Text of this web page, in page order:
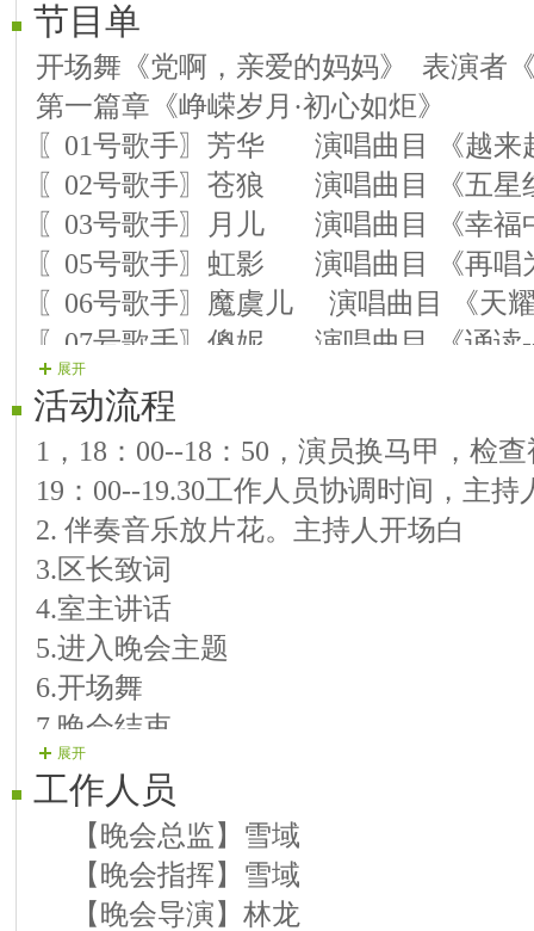
节目单
开场舞《党啊，亲爱的妈妈》 表演者
第一篇章《峥嵘岁月·初心如炬》
〖01号歌手〗芳华 演唱曲目 《越来
〖02号歌手〗苍狼 演唱曲目 《五星
〖03号歌手〗月儿 演唱曲目 《幸福
〖05号歌手〗虹影 演唱曲目 《再唱
〖06号歌手〗魔虞儿 演唱曲目 《天
〖07号歌手〗傻妮 演唱曲目 《诵读
第二篇章《山河锦绣·盛世华章》
〖08号歌手〗紫玉 演唱曲目 《国家
〖09号歌手〗思念 演唱曲目 《走进
〖10号歌手〗筑筑 演唱曲目 《党啊
〖11号歌手〗艳影 演唱曲目 《领航
〖12号歌手〗雨落 演唱曲目 《草原
〖13号歌手〗沐阳 演唱曲目 《为了
第三篇章《砥砺前行·逐梦荣光》
〖15号歌手〗露珠 演唱曲目 《军中
〖16号歌手〗隆冬 演唱曲目 《你是
〖17号歌手〗诗意 演唱曲目 《五星
〖18号歌手〗北方 演唱曲目 《再唱
〖19号歌手〗寒寒 演唱曲目 《唱支
〖20号歌手〗水天一色 演唱曲目 《把
展开
活动流程
1，18：00--18：50，演员换马甲，检
19：00--19.30工作人员协调时间，主持
2. 伴奏音乐放片花。主持人开场白
3.区长致词
4.室主讲话
5.进入晚会主题
6.开场舞
7.晚会结束
8.主持闭幕词 结束（背景音乐《难忘今
展开
工作人员
【晚会总监】雪域
【晚会指挥】雪域
【晚会导演】林龙